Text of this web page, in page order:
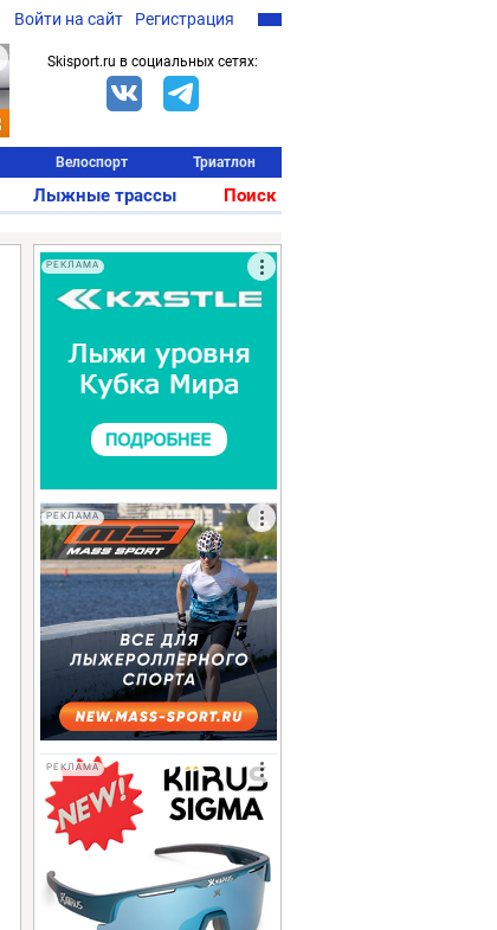
Войти на сайт Регистрация
Skisport.ru в социальных сетях:
Велоспорт Триатлон
Лыжные трассы Поиск
РЕКЛАМА
РЕКЛАМА
РЕКЛАМА